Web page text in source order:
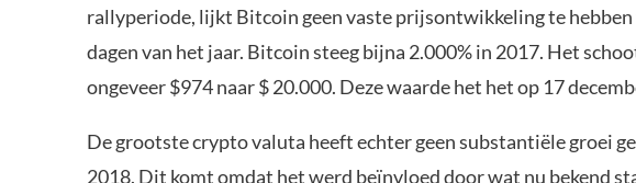
rallyperiode, lijkt Bitcoin geen vaste prijsontwikkeling te
dagen van het jaar. Bitcoin steeg bijna 2.000% in 2017. Het
ongeveer $974 naar $ 20.000. Deze waarde het het op 17
De grootste crypto valuta heeft echter geen substantiële groei
2018. Dit komt omdat het werd beïnvloed door wat nu bekend